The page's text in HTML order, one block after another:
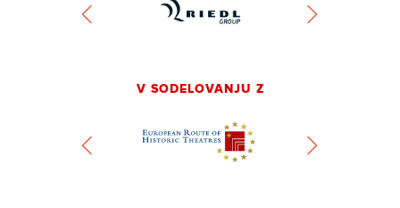
V SODELOVANJU Z